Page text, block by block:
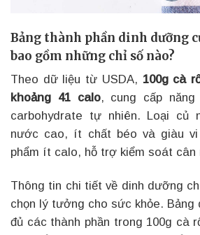
Bảng thành phần dinh dưỡng
bao gồm những chỉ số nào?
Theo dữ liệu từ USDA, 100g cà
khoảng 41 calo, cung cấp
carbohydrate tự nhiên. Loại củ
nước cao, ít chất béo và giàu
phẩm ít calo, hỗ trợ kiểm soát cân
Thông tin chi tiết về dinh dưỡng
chọn lý tưởng cho sức khỏe. Bảng
đủ các thành phần trong 100g cà